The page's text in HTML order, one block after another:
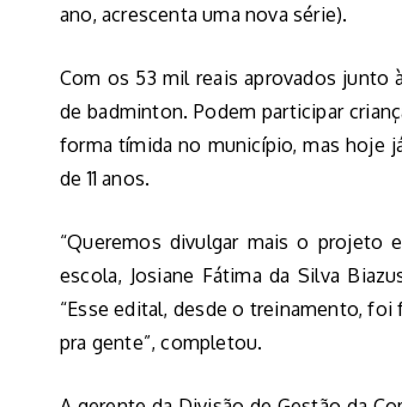
ano, acrescenta uma nova série).
Com os 53 mil reais aprovados junto
de badminton. Podem participar
forma tímida no município, mas hoje
de 11 anos.
“Queremos divulgar mais o projeto
escola, Josiane Fátima da Silva
“Esse edital, desde o treinamento,
pra gente”, completou.